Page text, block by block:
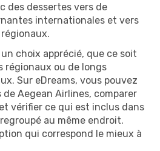
des dessertes vers de
internationales et vers
choix apprécié, que ce soit
régionaux ou de longs
Sur eDreams, vous pouvez
Aegean Airlines, comparer
vérifier ce qui est inclus dans
au même endroit.
qui correspond le mieux à